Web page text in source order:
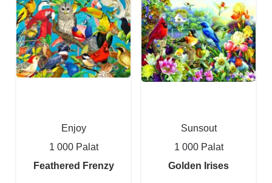
Enjoy
1 000 Palat
Feathered Frenzy
Sunsout
1 000 Palat
Golden Irises